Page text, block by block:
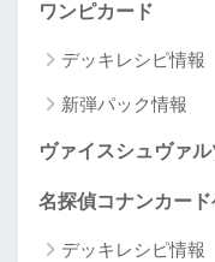
ワンピカード
デッキレシピ情報
新弾パック情報
ヴァイスシュヴァル
名探偵コナンカード
デッキレシピ情報